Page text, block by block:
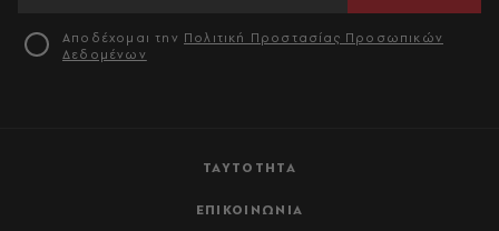
ΤΑΥΤΟΤΗΤΑ
ΕΠΙΚΟΙΝΩΝΙΑ
Αποδέχομαι την Πολιτική Προστασίας Προσωπικών
Δεδομένων